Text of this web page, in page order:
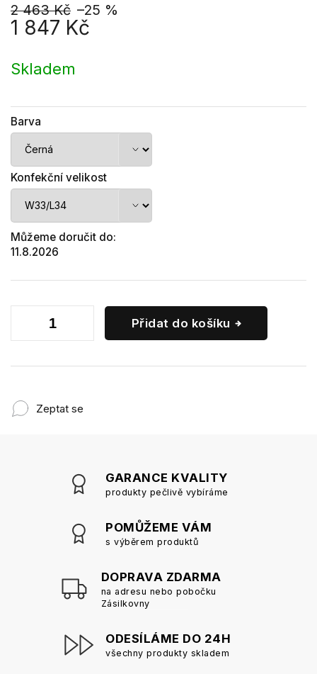
2 463 Kč –25 %
1 847 Kč
cena:
Skladem
Barva
Konfekční velikost
Můžeme doručit do:
11.8.2026
Přidat do košíku
Zeptat se
GARANCE KVALITY
produkty pečlivě vybíráme
POMŮŽEME VÁM
s výběrem produktů
DOPRAVA ZDARMA
na adresu nebo pobočku
Zásilkovny
ODESÍLÁME DO 24H
všechny produkty skladem